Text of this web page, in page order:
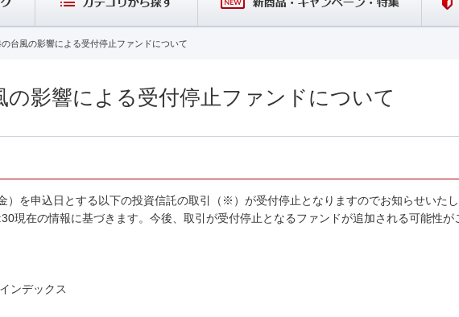
の台風の影響による受付停止ファンドについて
の影響による受付停止ファンドについて
を申込日とする以下の投資信託の取引（※）が受付停止となりますのでお知らせいたし
現在の情報に基づきます。今後、取引が受付停止となるファンドが追加される可能性が
ンデックス